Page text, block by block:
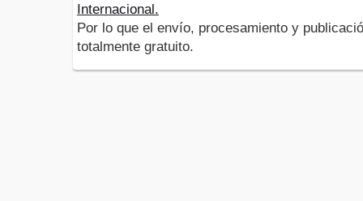
Internacional.
Por lo que el envío, procesamiento y
totalmente gratuito.